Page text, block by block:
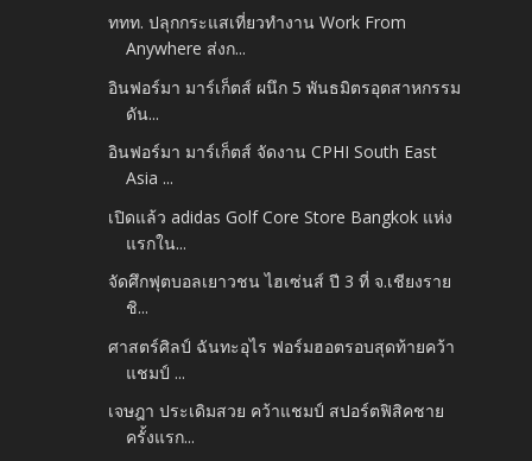
ททท. ปลุกกระแสเที่ยวทำงาน Work From
Anywhere ส่งก...
อินฟอร์มา มาร์เก็ตส์ ผนึก 5 พันธมิตรอุตสาหกรรม
ดัน...
อินฟอร์มา มาร์เก็ตส์ จัดงาน CPHI South East
Asia ...
เปิดแล้ว adidas Golf Core Store Bangkok แห่ง
แรกใน...
จัดศึกฟุตบอลเยาวชน ไฮเซ่นส์ ปี 3 ที่ จ.เชียงราย
ชิ...
ศาสตร์ศิลป์ ฉันทะอุไร ฟอร์มฮอตรอบสุดท้ายคว้า
แชมป์ ...
เจษฎา ประเดิมสวย คว้าแชมป์ สปอร์ตฟิสิคชาย
ครั้งแรก...